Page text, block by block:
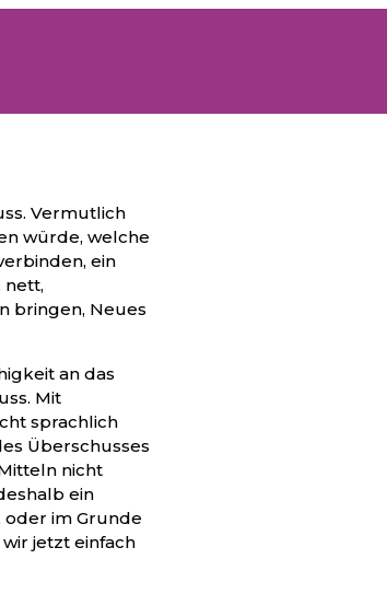
Vermutlich
würde, welche
ein
nett,
bringen, Neues
an das
Mit
sprachlich
Überschusses
nicht
ein
oder im Grunde
jetzt einfach